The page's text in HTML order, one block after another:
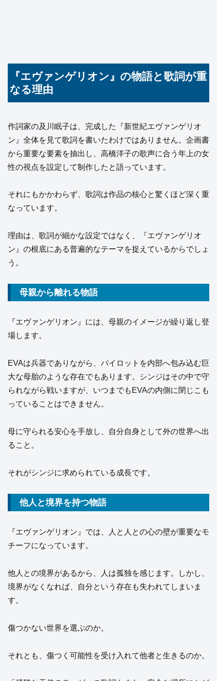
『エヴァンゲリオン』の物語と歌詞が重
なる理由
作詞家の及川眠子は、完成した『新世紀エヴァンゲリオ
ン』全体を見て歌詞を書いたわけではありません。企画書
から重要な要素を抽出し、高橋洋子の歌声に合う年上の女
性の視点を設定して制作したと語っています。
それにもかかわらず、歌詞は作品の核心と驚くほど深く重
なっています。
理由は、歌詞が細かな設定ではなく、『エヴァンゲリオ
ン』の根底にある普遍的なテーマを捉えているからでしょ
う。
母親から離れる物語
『エヴァンゲリオン』には、母親のイメージが繰り返し登
場します。
EVAは兵器でありながら、パイロットを内部へ包み込む巨
大な母胎のような存在でもあります。シンジはその中で守
られながら戦いますが、いつまでもEVAの内側に閉じこも
っていることはできません。
母に守られる安心を手放し、自分自身として外の世界へ出
ること。
それがシンジに求められている成長です。
他人と境界を持つ物語
『エヴァンゲリオン』では、人と人との心の壁が重要なモ
チーフになっています。
他人との境界があるから、人は孤独を感じます。しかし、
境界がなくなれば、自分という存在も失われてしまいま
す。
傷つかない世界を選ぶのか。
それとも、傷つく可能性を受け入れて他者と生きるのか。